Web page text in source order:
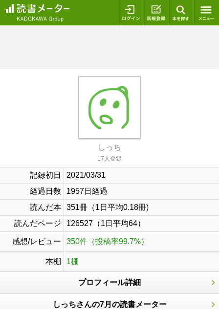
ログイン 新規登録
しっち
17人登録
記録初日
2021/03/31
経過日数
1957日経過
読んだ本
351冊（1日平均0.18冊)
読んだページ
126527（1日平均64）
感想/レビュー 350件（投稿率99.7%）
本棚 1棚
プロフィール詳細
しっちさんの7月の読書メーター